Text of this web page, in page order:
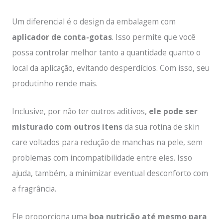
Um diferencial é o design da embalagem com
aplicador de conta-gotas. Isso permite que você
possa controlar melhor tanto a quantidade quanto o
local da aplicação, evitando desperdícios. Com isso, seu
produtinho rende mais.
Inclusive, por não ter outros aditivos, ele pode ser
misturado com outros itensda sua rotina de skin
care voltados para redução de manchas na pele, sem
problemas com incompatibilidade entre eles. Isso
ajuda, também, a minimizar eventual desconforto com
a fragrância.
Ele proporciona uma boa nutrição até mesmo para